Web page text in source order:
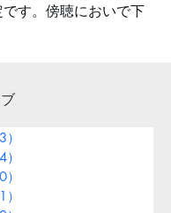
す。傍聴においで下
）
）
）
）